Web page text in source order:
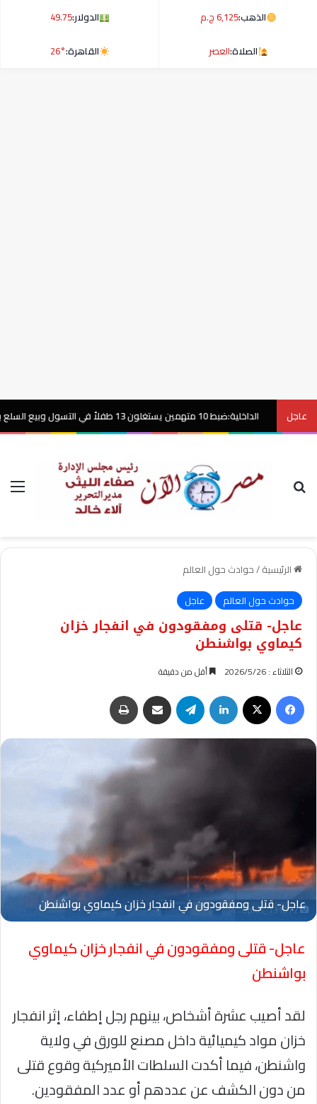
الذهب:6,125 ج.م الدولار:49.75
الصلاة:العصر القاهرة:26°
عاجلالداخلية:ضبط 10 متهمين يستغلون 13 طفلاً في التسول وبيع السلع بإلحاح بالقاهرة
بحث عن
الرئيسية/حوادث حول العالم
حوادث حول العالم
عاجل
عاجل- قتلى ومفقودون في انفجار خزان
كيماوي بواشنطن
الثلاثاء : 2026/5/26 أقل من دقيقة
فيسبوك لينكدإن تيلقرام مشاركة عبر البريد
Oplus_131072
عاجل- قتلى ومفقودون في انفجار خزان كيماوي
بواشنطن
لقد أصيب عشرة أشخاص، بينهم رجل إطفاء، إثر انفجار
خزان مواد كيميائية داخل مصنع للورق في ولاية
واشنطن، فيما أكدت السلطات الأميركية وقوع قتلى
من دون الكشف عن عددهم أو عدد المفقودين.